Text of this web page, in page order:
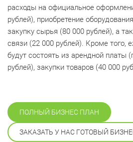
расходы на официальное
рублей), приобретение
закупку сырья (80 000 рублей), а
связи (22 000 рублей). Кроме того,
будут состоять из арендной платы
рублей), закупки товаров (40 000
ПОЛНЫЙ БИЗНЕС ПЛАН
ЗАКАЗАТЬ У НАС ГОТОВЫЙ